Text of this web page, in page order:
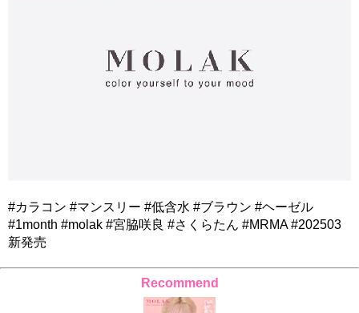
#カラコン #マンスリー #低含水 #ブラウン #ヘーゼル
#1month #molak #宮脇咲良 #さくらたん #MRMA #202503
新発売
Recommend